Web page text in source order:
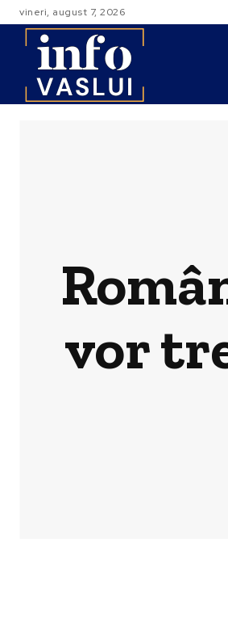
vineri, august 7, 2026
vor